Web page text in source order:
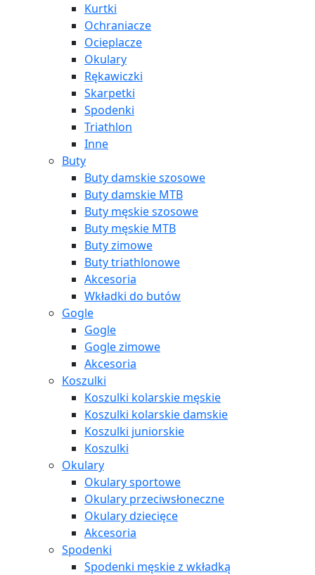
Kurtki
Ochraniacze
Ocieplacze
Okulary
Rękawiczki
Skarpetki
Spodenki
Triathlon
Inne
Buty
Buty damskie szosowe
Buty damskie MTB
Buty męskie szosowe
Buty męskie MTB
Buty zimowe
Buty triathlonowe
Akcesoria
Wkładki do butów
Gogle
Gogle
Gogle zimowe
Akcesoria
Koszulki
Koszulki kolarskie męskie
Koszulki kolarskie damskie
Koszulki juniorskie
Koszulki
Okulary
Okulary sportowe
Okulary przeciwsłoneczne
Okulary dziecięce
Akcesoria
Spodenki
Spodenki męskie z wkładką